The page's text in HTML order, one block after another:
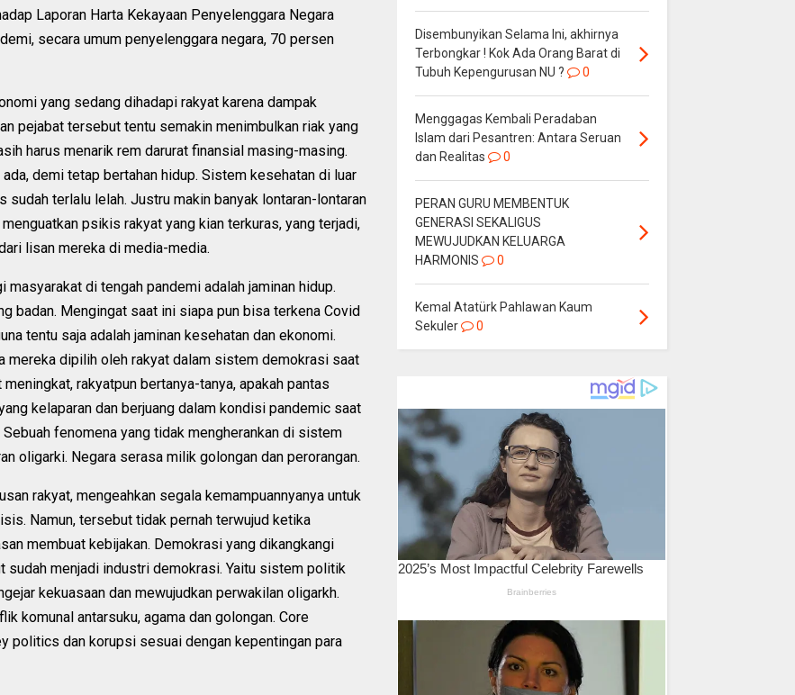
Laporan Harta Kekayaan Penyelenggara Negara
secara umum penyelenggara negara, 70 persen
yang sedang dihadapi rakyat karena dampak
pejabat tersebut tentu semakin menimbulkan riak yang
harus menarik rem darurat finansial masing-masing.
demi tetap bertahan hidup. Sistem kesehatan di luar
sudah terlalu lelah. Justru makin banyak lontaran-lontaran
psikis rakyat yang kian terkuras, yang terjadi,
lisan mereka di media-media.
di tengah pandemi adalah jaminan hidup.
badan. Mengingat saat ini siapa pun bisa terkena Covid
tentu saja adalah jaminan kesehatan dan ekonomi.
mereka dipilih oleh rakyat dalam sistem demokrasi saat
rakyatpun bertanya-tanya, apakah pantas
kelaparan dan berjuang dalam kondisi pandemic saat
fenomena yang tidak mengherankan di sistem
oligarki. Negara serasa milik golongan dan perorangan.
rakyat, mengeahkan segala kemampuannyanya untuk
Namun, tersebut tidak pernah terwujud ketika
membuat kebijakan. Demokrasi yang dikangkangi
menjadi industri demokrasi. Yaitu sistem politik
kekuasaan dan mewujudkan perwakilan oligarkh.
komunal antarsuku, agama dan golongan. Core
politics dan korupsi sesuai dengan kepentingan para
Disembunyikan Selama Ini, akhirnya
Terbongkar ! Kok Ada Orang Barat di
Tubuh Kepengurusan NU ?
0
Menggagas Kembali Peradaban
Islam dari Pesantren: Antara Seruan
dan Realitas
0
PERAN GURU MEMBENTUK
GENERASI SEKALIGUS
MEWUJUDKAN KELUARGA
HARMONIS
0
Kemal Atatürk Pahlawan Kaum
Sekuler
0